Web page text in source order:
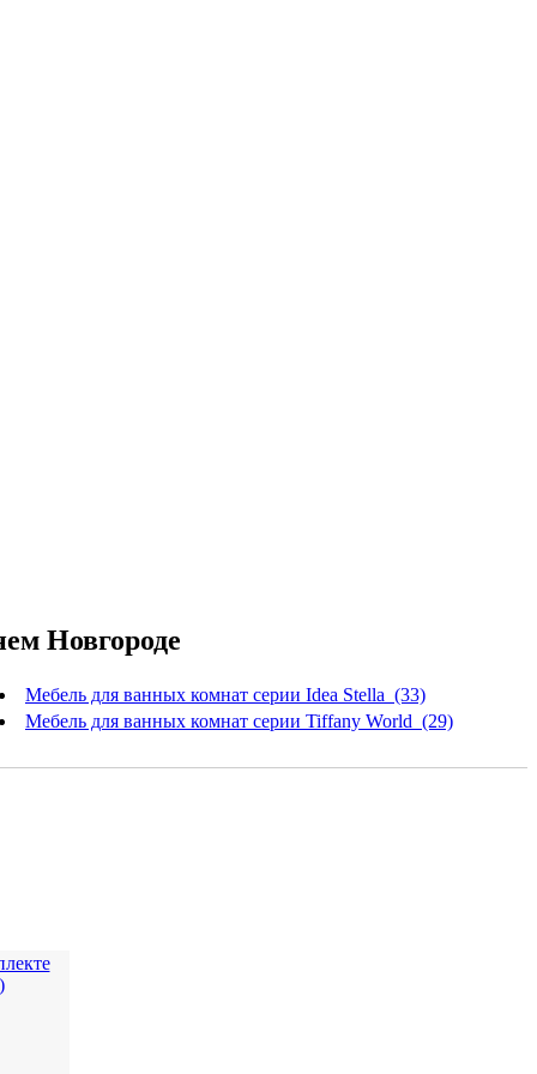
Новгороде
Мебель для ванных комнат серии Idea Stella (33)
Мебель для ванных комнат серии Tiffany World (29)